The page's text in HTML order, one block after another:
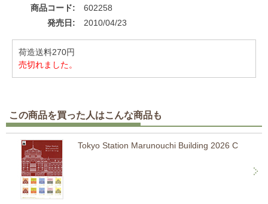
商品コード
602258
発売日
2010/04/23
荷造送料270円
売切れました。
この商品を買った人はこんな商品も
Tokyo Station Marunouchi Building 2026 C